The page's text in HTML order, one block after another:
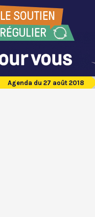
Agenda du 27 août 2018